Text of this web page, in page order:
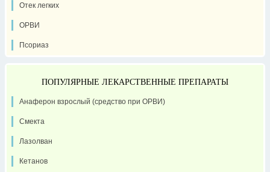
Отек легких
ОРВИ
Псориаз
ПОПУЛЯРНЫЕ ЛЕКАРСТВЕННЫЕ ПРЕПАРАТЫ
Анаферон взрослый (средство при ОРВИ)
Смекта
Лазолван
Кетанов